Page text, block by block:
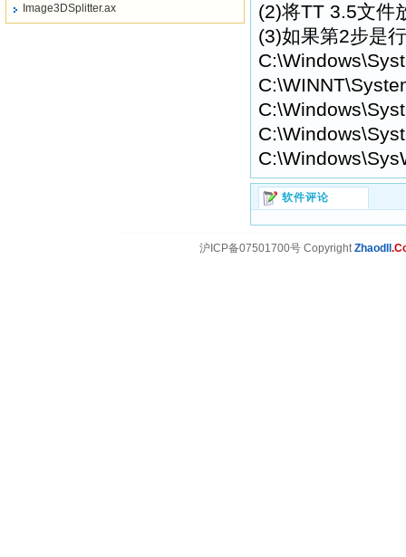
(2)将TT 3.5文件
(3)如果第2步是
软件评论
Image3DSplitter.ax
沪ICP备07501700号 CopyrightZhaodll